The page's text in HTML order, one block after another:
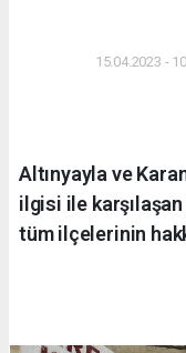
15.04.2023 -
Altınyayla ve
ilgisi ile karşılaşan
tüm ilçelerinin